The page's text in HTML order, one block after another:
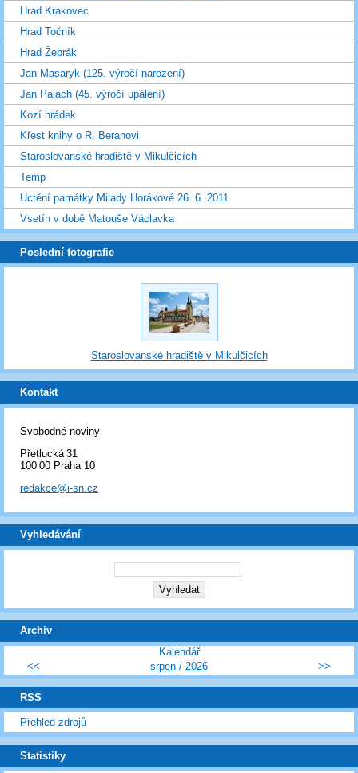
Hrad Krakovec
Hrad Točník
Hrad Žebrák
Jan Masaryk (125. výročí narození)
Jan Palach (45. výročí upálení)
Kozí hrádek
Křest knihy o R. Beranovi
Staroslovanské hradiště v Mikulčicích
Temp
Uctění památky Milady Horákové 26. 6. 2011
Vsetín v době Matouše Václavka
Poslední fotografie
Staroslovanské hradiště v Mikulčicích
Kontakt
Svobodné noviny
Přetlucká 31
100 00 Praha 10
redakce@i-sn.cz
Vyhledávání
Archiv
Kalendář
<<
srpen/ 2026 >>
RSS
Přehled zdrojů
Statistiky